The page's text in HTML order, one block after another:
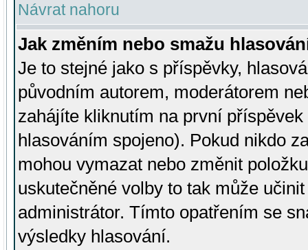
Návrat nahoru
Jak změním nebo smažu
Je to stejné jako s příspěvky,
původním autorem, moderátorem
zahájíte kliknutím na první
hlasováním spojeno). Pokud nikdo
mohou vymazat nebo změnit
uskutečněné volby to tak může
administrátor. Tímto opatřením se
výsledky hlasování.